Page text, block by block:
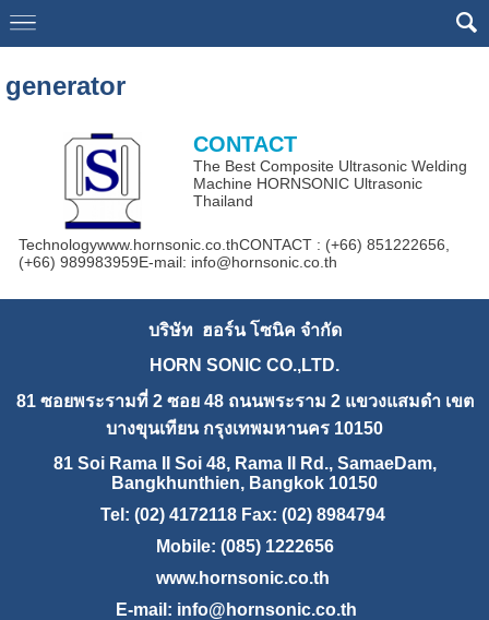
generator
CONTACT
The Best Composite Ultrasonic Welding
Machine HORNSONIC Ultrasonic
Thailand
Technologywww.hornsonic.co.thCONTACT : (+66) 851222656,
(+66) 989983959E-mail: info@hornsonic.co.th
บริษัท ฮอร์น โซนิค จำกัด
HORN SONIC CO.,LTD.
81 ซอยพระรามที่ 2 ซอย 48 ถนนพระราม 2 แขวงแสมดำ เขต
บางขุนเทียน กรุงเทพมหานคร 10150
81 Soi Rama II Soi 48, Rama II Rd., SamaeDam,
Bangkhunthien, Bangkok 10150
Tel: (02) 4172118 Fax: (02) 8984794
Mobile: (085) 1222656
www.hornsonic.co.th
E-mail: info@hornsonic.co.th